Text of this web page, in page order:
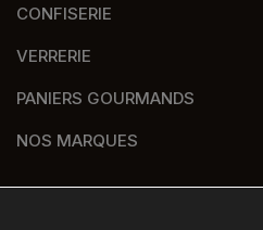
CONFISERIE
VERRERIE
PANIERS GOURMANDS
NOS MARQUES